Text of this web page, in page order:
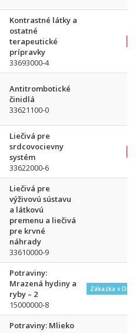
Kontrastné látky a
ostatné
terapeutické
prípravky
33693000-4
Antitrombotické
činidlá
33621100-0
Liečivá pre
srdcovocievny
systém
33622000-6
Liečivá pre
výživovú sústavu
a látkovú
premenu a liečivá
pre krvné
náhrady
33610000-9
Potraviny:
Mrazená hydiny a
ryby – 2
15000000-8
Zákazka v DNS
Potraviny: Mlieko